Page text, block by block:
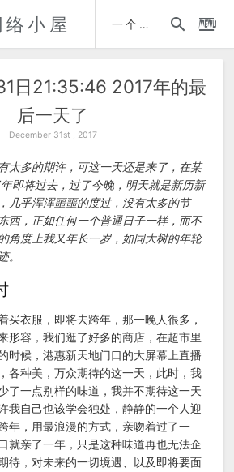
小屋 一个人的自传 时间轴
日21:35:46 2017年的最
后一天了
December 31st , 2017
太多的期许，可这一天还是来了，在某
即将过去，过了今晚，明天就是新历新
几乎浑浑噩噩的度过，没有太多的节
西，正如任何一个普通日子一样，而不
角度上我又年长一岁，如同大树的年轮
。
买衣服，即将去跨年，那一晚人很多，
形容，我们逛了好多的商店，在超市里
时候，港惠新天地门口的大屏幕上直播
各种美，万众期待的这一天，此时，我
了一点别样的味道，我并不期待这一天
我自己也该学会独处，静静的一个人迎
年，用最浪漫的方式，亲吻着过了一
就亲了一年，只是这种味道再也无法企
待，对未来的一切境遇、以及即将要面